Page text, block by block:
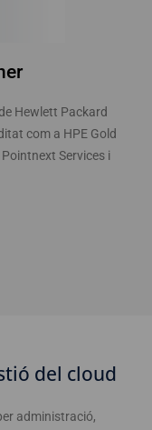
Hewlett Packard
com a HPE Gold
Services i
del cloud
administració,